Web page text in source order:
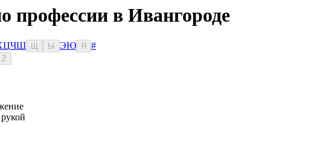
профессии в Ивангороде
ЦЧШ Ы ЭЮ Я
#
Z